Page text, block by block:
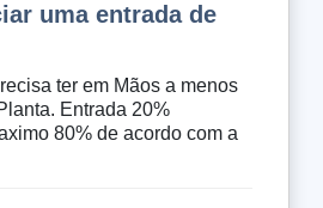
uma entrada de
ter em Mãos a menos
Entrada 20%
80% de acordo com a